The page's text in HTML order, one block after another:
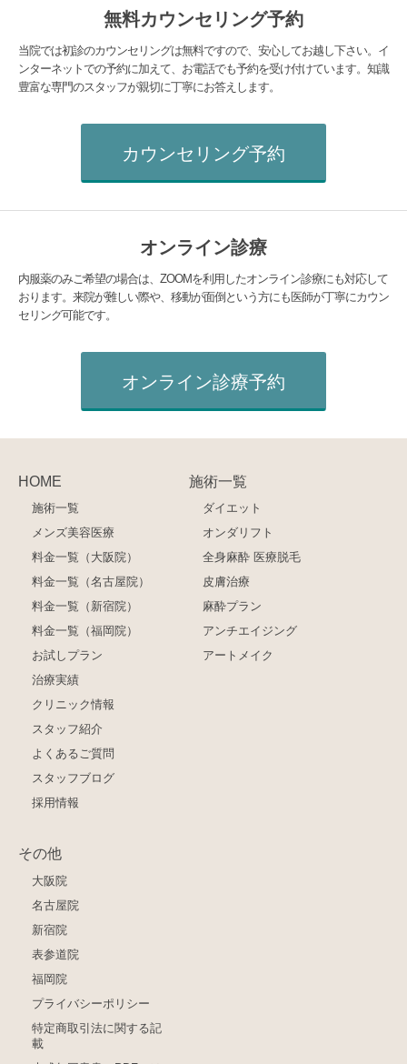
無料カウンセリング予約
当院では初診のカウンセリングは無料ですので、安心してお越し下さい。イ
ンターネットでの予約に加えて、お電話でも予約を受け付けています。知識
豊富な専門のスタッフが親切に丁寧にお答えします。
カウンセリング予約
オンライン診療
内服薬のみご希望の場合は、ZOOMを利用したオンライン診療にも対応して
おります。来院が難しい際や、移動が面倒という方にも医師が丁寧にカウン
セリング可能です。
オンライン診療予約
HOME
施術一覧
メンズ美容医療
料金一覧（大阪院）
料金一覧（名古屋院）
料金一覧（新宿院）
料金一覧（福岡院）
お試しプラン
治療実績
クリニック情報
スタッフ紹介
よくあるご質問
スタッフブログ
採用情報
施術一覧
ダイエット
オンダリフト
全身麻酔 医療脱毛
皮膚治療
麻酔プラン
アンチエイジング
アートメイク
その他
大阪院
名古屋院
新宿院
表参道院
福岡院
プライバシーポリシー
特定商取引法に関する記
載